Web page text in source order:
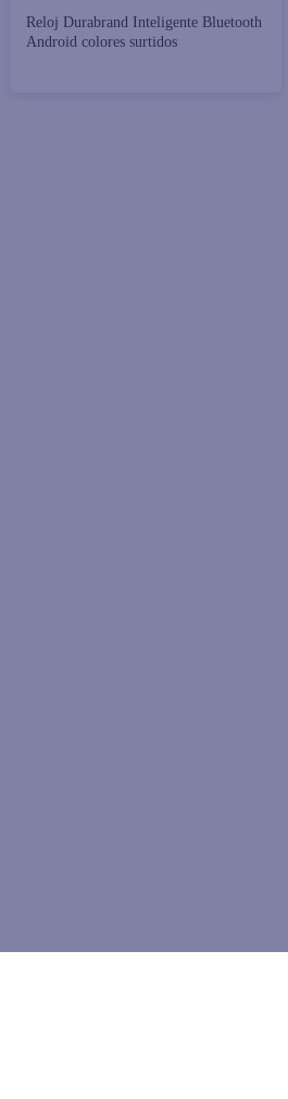
Reloj Durabrand Inteligente Bluetooth
Android colores surtidos